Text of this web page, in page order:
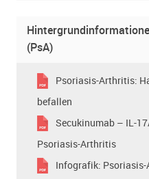
(PsA)
Psoriasis-Arthritis:
befallen
Secukinumab – IL-
Psoriasis-Arthritis
Infografik: